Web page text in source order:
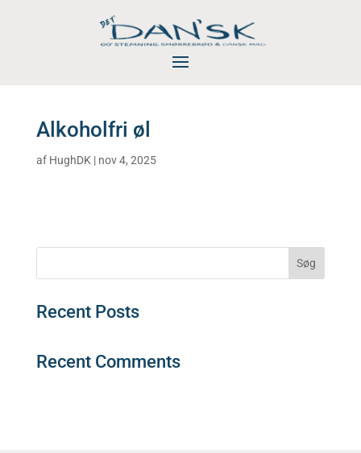
Alkoholfri øl
af HughDK| nov 4, 2025
Søg
Recent Posts
Recent Comments